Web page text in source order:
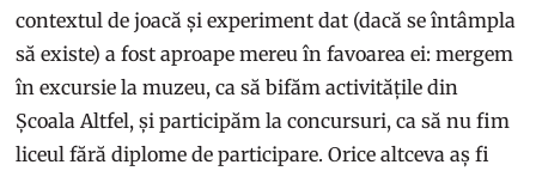
contextul de joacă și experiment dat (dacă se întâmpla
să existe) a fost aproape mereu în favoarea ei: mergem
în excursie la muzeu, ca să bifăm activitățile din
Școala Altfel, și participăm la concursuri, ca să nu fim
liceul fără diplome de participare. Orice altceva aș fi